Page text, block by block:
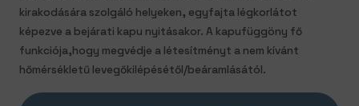
kirakodására szolgáló helyeken, egyfajta légkorlátot
képezve a bejárati kapu nyitásakor. A kapufüggöny fő
funkciója,hogy megvédje a létesítményt a nem kívánt
hőmérsékletű levegőkilépésétől/beáramlásától.